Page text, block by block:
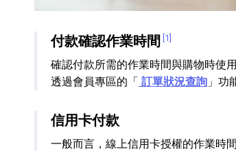
付款確認作業時間 [1]
確認付款所需的作業時間與購物時使
透過會員專區的「 訂單狀況查詢 」功
信用卡付款
一般而言，線上信用卡授權的作業時